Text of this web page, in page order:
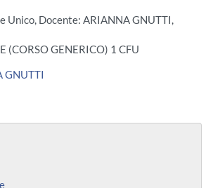
Unico, Docente: ARIANNA GNUTTI,
(CORSO GENERICO) 1 CFU
GNUTTI